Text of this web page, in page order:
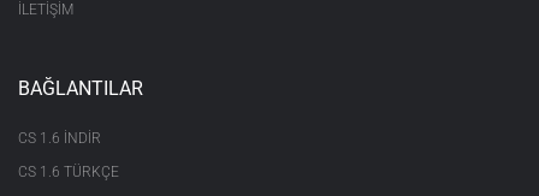
İLETİŞİM
BAĞLANTILAR
CS 1.6 INDIR
CS 1.6 TÜRKÇE